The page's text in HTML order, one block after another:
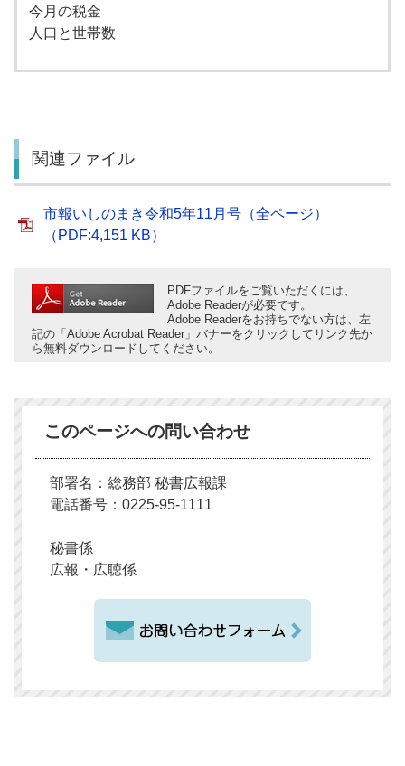
今月の税金
人口と世帯数
関連ファイル
市報いしのまき令和5年11月号（全ページ）
（PDF:4,151 KB）
PDFファイルをご覧いただくには、
Adobe Readerが必要です。
Adobe Readerをお持ちでない方は、左
記の「Adobe Acrobat Reader」バナーをクリックしてリンク先か
ら無料ダウンロードしてください。
このページへの問い合わせ
部署名：総務部 秘書広報課
電話番号：0225-95-1111
秘書係
広報・広聴係